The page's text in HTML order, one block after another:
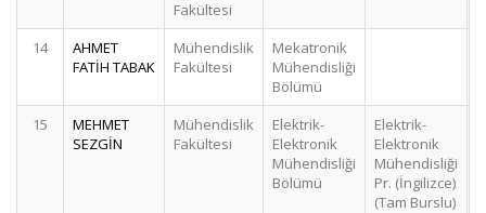
Fakültesi
14
AHMET
FATİH TABAK
Mühendislik
Fakültesi
Mekatronik
Mühendisliği
Bölümü
15
MEHMET
SEZGİN
Mühendislik
Fakültesi
Elektrik-
Elektronik
Mühendisliği
Bölümü
Elektrik-
Elektronik
Mühendisliği
Pr. (İngilizce)
(Tam Burslu)